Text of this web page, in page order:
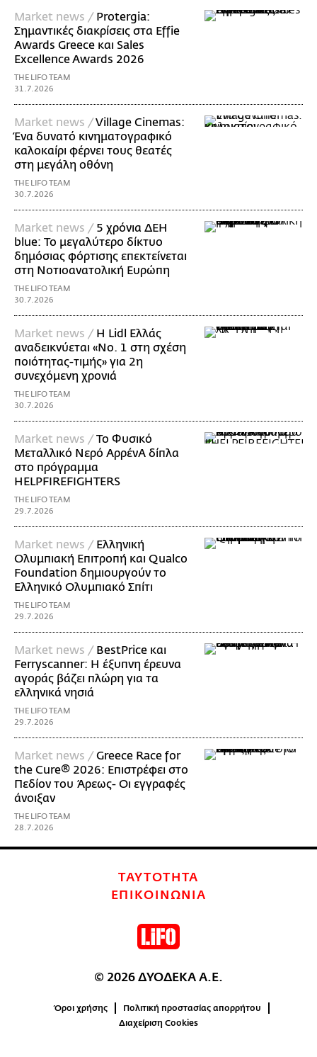
Market news / Protergia:
Σημαντικές διακρίσεις στα Effie
Awards Greece και Sales
Excellence Awards 2026
THE LIFO TEAM
31.7.2026
Market news /Village Cinemas:
Ένα δυνατό κινηματογραφικό
καλοκαίρι φέρνει τους θεατές
στη μεγάλη οθόνη
THE LIFO TEAM
30.7.2026
Market news / 5 χρόνια ΔΕΗ
blue: Το μεγαλύτερο δίκτυο
δημόσιας φόρτισης επεκτείνεται
στη Νοτιοανατολική Ευρώπη
THE LIFO TEAM
30.7.2026
Market news / Η Lidl Ελλάς
αναδεικνύεται «Νo. 1 στη σχέση
ποιότητας-τιμής» για 2η
συνεχόμενη χρονιά
THE LIFO TEAM
30.7.2026
Market news /Το Φυσικό
Μεταλλικό Νερό ΑρρένΑ δίπλα
στο πρόγραμμα
HELPFIREFIGHTERS
THE LIFO TEAM
29.7.2026
Market news / Ελληνική
Ολυμπιακή Επιτροπή και Qualco
Foundation δημιουργούν το
Ελληνικό Ολυμπιακό Σπίτι
THE LIFO TEAM
29.7.2026
Market news / BestPrice και
Ferryscanner: Η έξυπνη έρευνα
αγοράς βάζει πλώρη για τα
ελληνικά νησιά
THE LIFO TEAM
29.7.2026
Market news /Greece Race for
the Cure® 2026: Επιστρέφει στο
Πεδίον του Άρεως- Οι εγγραφές
άνοιξαν
THE LIFO TEAM
28.7.2026
ΤΑΥΤΟΤΗΤΑ
ΕΠΙΚΟΙΝΩΝΙΑ
© 2026 ΔΥΟΔΕΚΑ Α.Ε.
Όροι χρήσης
Πολιτική προστασίας απορρήτου
Διαχείριση Cookies